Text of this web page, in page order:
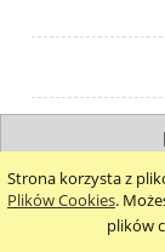
Strona korzysta z
Plików Cookies.
plików